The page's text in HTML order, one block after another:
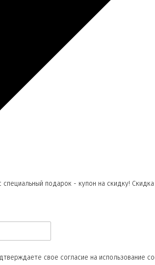
подарок - купон на скидку!
свое согласие на использование